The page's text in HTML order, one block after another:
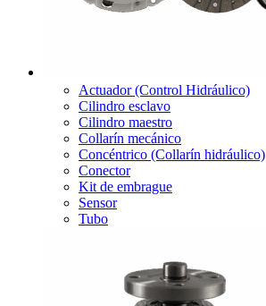
Actuador (Control Hidráulico)
Cilindro esclavo
Cilindro maestro
Collarín mecánico
Concéntrico (Collarín hidráulico)
Conector
Kit de embrague
Sensor
Tubo